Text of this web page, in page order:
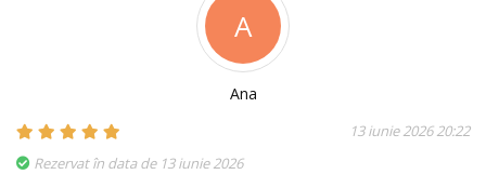
A
Ana
13 iunie 2026 20:22
Rezervat în data de 13 iunie 2026